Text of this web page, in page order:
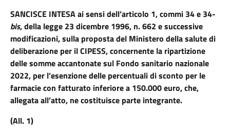
SANCISCE INTESAai sensi dell’articolo 1, commi 34 e 34-
bis, della legge 23 dicembre 1996, n. 662 e successive
modificazioni, sulla proposta del Ministero della salute di
deliberazione per il CIPESS, concernente la ripartizione
delle somme accantonate sul Fondo sanitario nazionale
2022, per l’esenzione delle percentuali di sconto per le
farmacie con fatturato inferiore a 150.000 euro, che,
allegata all’atto, ne costituisce parte integrante.
(All. 1)